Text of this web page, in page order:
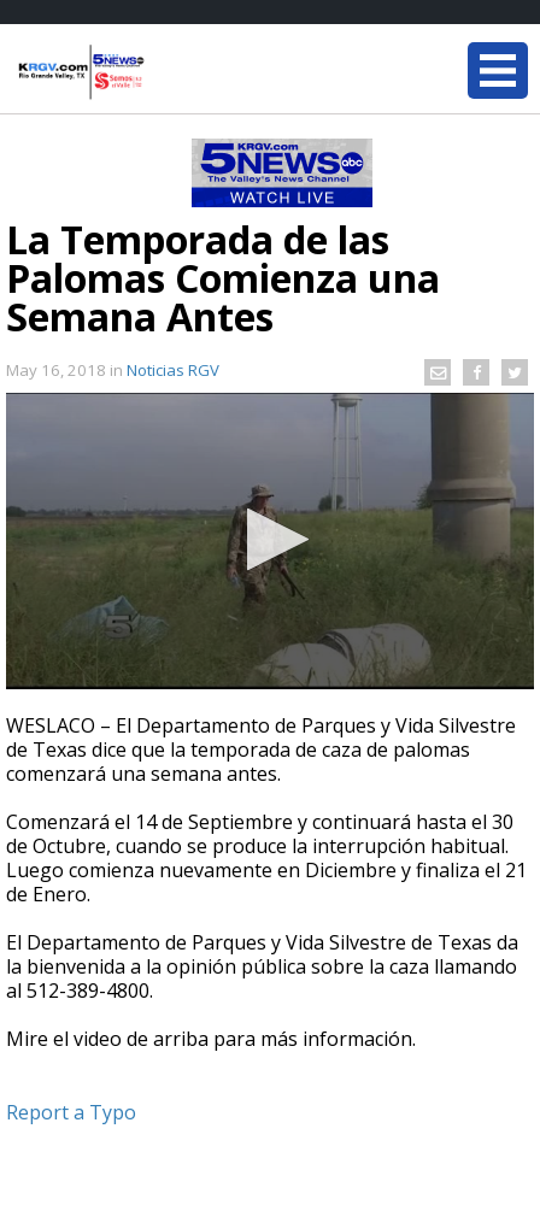
La Temporada de las
Palomas Comienza una
Semana Antes
May 16, 2018 in Noticias RGV
seconds
of
50
seconds
WESLACO – El Departamento de Parques y Vida Silvestre
de Texas dice que la temporada de caza de palomas
comenzará una semana antes.
Comenzará el 14 de Septiembre y continuará hasta el 30
de Octubre, cuando se produce la interrupción habitual.
Luego comienza nuevamente en Diciembre y finaliza el 21
de Enero.
El Departamento de Parques y Vida Silvestre de Texas da
la bienvenida a la opinión pública sobre la caza llamando
al 512-389-4800.
Mire el video de arriba para más información.
Report a Typo